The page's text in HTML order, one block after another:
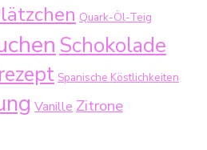
Quark-Öl-Teig
Schokolade
Spanische Köstlichkeiten
Vanille Zitrone